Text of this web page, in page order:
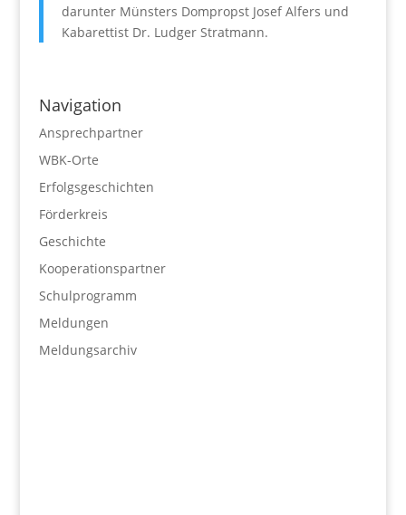
darunter Münsters Dompropst Josef Alfers und
Kabarettist Dr. Ludger Stratmann.
Navigation
Ansprechpartner
WBK-Orte
Erfolgsgeschichten
Förderkreis
Geschichte
Kooperationspartner
Schulprogramm
Meldungen
Meldungsarchiv